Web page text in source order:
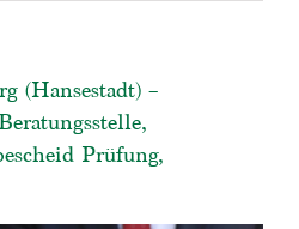
(Hansestadt) –
Prüfung,